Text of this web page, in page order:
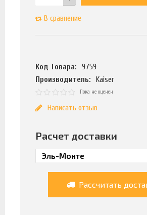
В сравнение
Код Товара:
9759
Производитель:
Kaiser
Пока не оценен
Написать отзыв
Расчет доставки
Рассчитать